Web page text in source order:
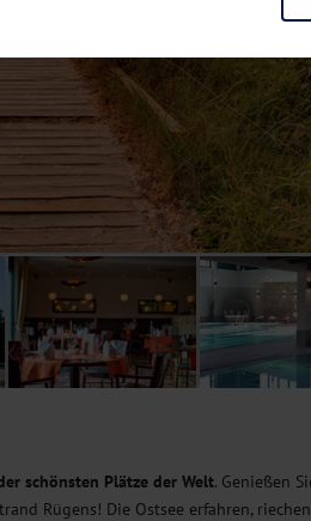
schönsten Plätze der Welt. Genießen
Rügens! Die Ostsee erfahren,
unbedingt notwendig und
erneuten Besuch unserer Seite
zu verbessern, erfassen wir
Besucherzahlen und den Effekt
Dienste von Google und Facebook.
Daten, kommen. Weitere Hinweise
jederzeit in den Cookie-
Inhalte, passend zu Ihren